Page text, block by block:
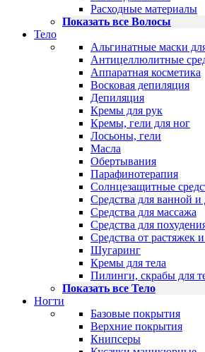
Расходные материалы
Показать все Волосы
Тело
Альгинатные маски
Антицеллюлитные
Аппаратная косметика
Восковая депиляция
Депиляция
Кремы для рук
Кремы, гели для ног
Лосьоны, гели
Масла
Обертывания
Парафинотерапия
Солнцезащитные
Средства для ванной и
Средства для массажа
Средства для
Средства от растяжек
Шугаринг
Кремы для тела
Пилинги, скрабы для
Показать все Тело
Ногти
Базовые покрытия
Верхние покрытия
Книпсеры